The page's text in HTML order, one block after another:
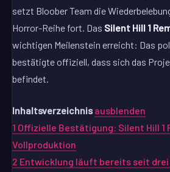
setzt Bloober Team die
Horror-Reihe fort. Das Silent Hill 1
wichtigen Meilenstein erreicht: Das
bestätigte offiziell, dass sich das
befindet.
Inhaltsverzeichnis ausblenden
1 Offizielle Bestätigung: Silent Hill 1
Vollproduktion
2 Entwicklung läuft bereits seit